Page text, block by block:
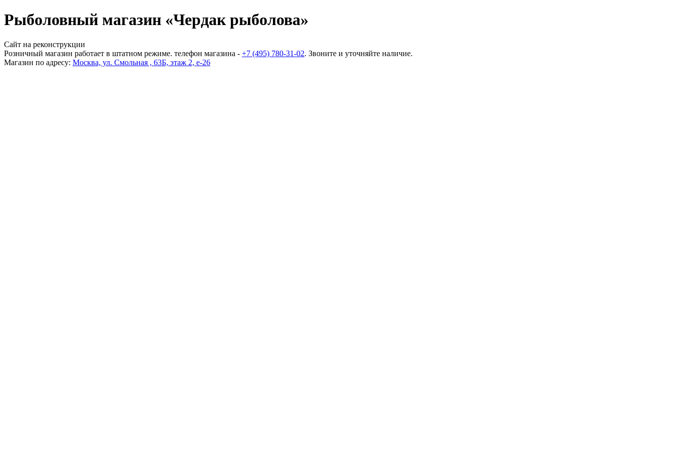
Рыболовный магазин «Чердак рыболова»
Сайт на реконструкции
Розничный магазин работает в штатном режиме. телефон магазина - +7 (495) 780-31-02. Звоните и уточняйте наличие.
Магазин по адресу: Москва, ул. Смольная , 63Б, этаж 2, е-26